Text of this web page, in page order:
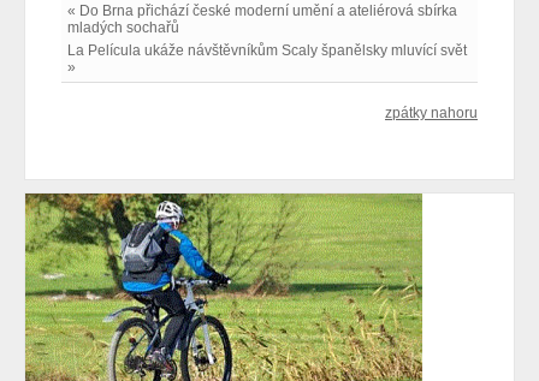
« Do Brna přichází české moderní umění a ateliérová sbírka
mladých sochařů
La Película ukáže návštěvníkům Scaly španělsky mluvící svět
»
zpátky nahoru